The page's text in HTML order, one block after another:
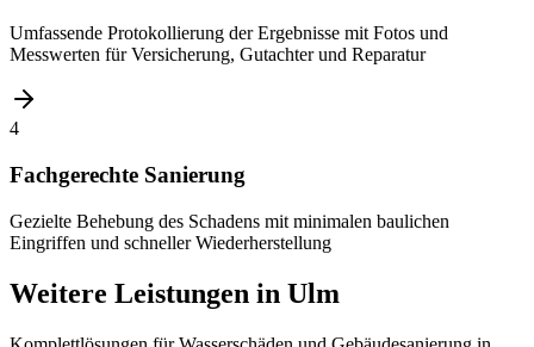
Umfassende Protokollierung der Ergebnisse mit Fotos und
Messwerten für Versicherung, Gutachter und Reparatur
4
Fachgerechte Sanierung
Gezielte Behebung des Schadens mit minimalen baulichen
Eingriffen und schneller Wiederherstellung
Weitere Leistungen in Ulm